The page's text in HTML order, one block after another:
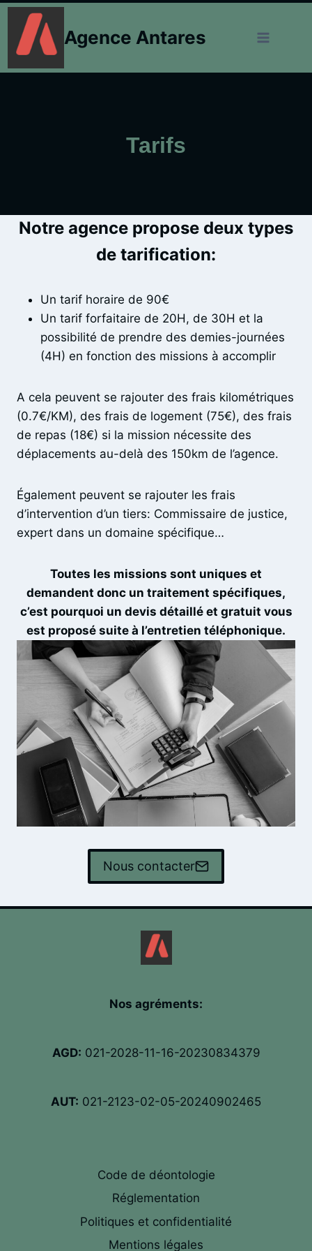
Skip
content
Agence Antares
Tarifs
Notre agence propose deux types
de tarification:
Un tarif horaire de 90€
Un tarif forfaitaire de 20H, de 30H et la
possibilité de prendre des demies-journées
(4H) en fonction des missions à accomplir
A cela peuvent se rajouter des frais kilométriques
(0.7€/KM), des frais de logement (75€), des frais
de repas (18€) si la mission nécessite des
déplacements au-delà des 150km de l’agence.
Également peuvent se rajouter les frais
d’intervention d’un tiers: Commissaire de justice,
expert dans un domaine spécifique…
Toutes les missions sont uniques et
demandent donc un traitement spécifiques,
c’est pourquoi un devis détaillé et gratuit vous
est proposé suite à l’entretien téléphonique.
Nous contacter
Nos agréments:
AGD: 021-2028-11-16-20230834379
AUT: 021-2123-02-05-20240902465
Code de déontologie
Réglementation
Politiques et confidentialité
Mentions légales